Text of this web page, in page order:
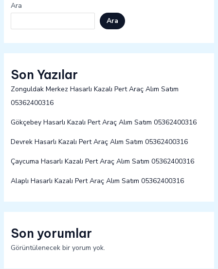
Ara
Ara
Son Yazılar
Zonguldak Merkez Hasarlı Kazalı Pert Araç Alım Satım
05362400316
Gökçebey Hasarlı Kazalı Pert Araç Alım Satım 05362400316
Devrek Hasarlı Kazalı Pert Araç Alım Satım 05362400316
Çaycuma Hasarlı Kazalı Pert Araç Alım Satım 05362400316
Alaplı Hasarlı Kazalı Pert Araç Alım Satım 05362400316
Son yorumlar
Görüntülenecek bir yorum yok.